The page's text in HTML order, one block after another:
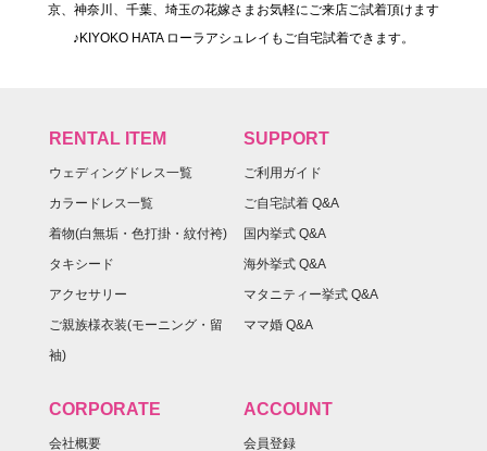
京、神奈川、千葉、埼玉の花嫁さまお気軽にご来店ご試着頂けます
♪KIYOKO HATA ローラアシュレイもご自宅試着できます。
RENTAL ITEM
ウェディングドレス一覧
カラードレス一覧
着物(白無垢・色打掛・紋付袴)
タキシード
アクセサリー
ご親族様衣装(モーニング・留
袖)
SUPPORT
ご利用ガイド
ご自宅試着 Q&A
国内挙式 Q&A
海外挙式 Q&A
マタニティー挙式 Q&A
ママ婚 Q&A
CORPORATE
会社概要
ACCOUNT
会員登録